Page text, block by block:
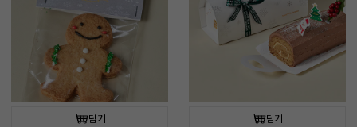
담기 담기